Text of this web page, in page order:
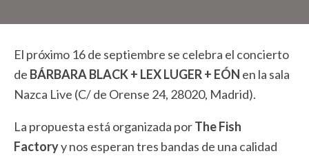
El próximo 16 de septiembre se celebra el concierto
de BÁRBARA BLACK + LEX LUGER + EÓN en la sala
Nazca Live (C/ de Orense 24, 28020, Madrid).
La propuesta está organizada porThe Fish
Factoryy nos esperan tres bandas de una calidad